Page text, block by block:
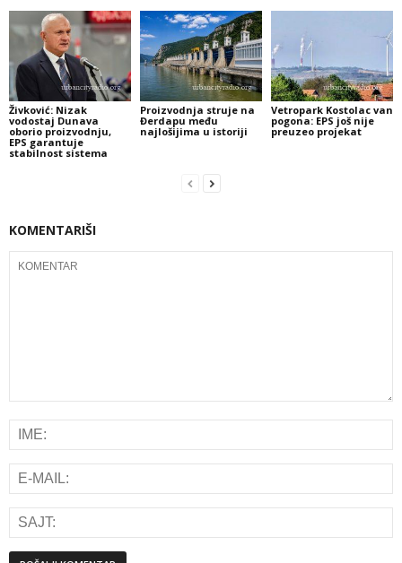
Živković: Nizak
vodostaj Dunava
oborio proizvodnju,
EPS garantuje
stabilnost sistema
Proizvodnja struje na
Đerdapu među
najlošijima u istoriji
Vetropark Kostolac van
pogona: EPS još nije
preuzeo projekat
KOMENTARIŠI